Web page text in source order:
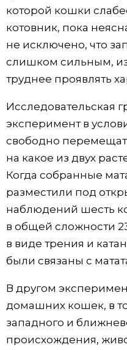
От редакции
которой кошки
котовник, пока
не исключено, что
слишком сильным,
труднее проявлять
Исследовательская
эксперимент в
свободно
на какое из двух
Когда собранные
разместили под
наблюдений шесть
в общей сложности
в виде трения и
были связаны с
В другом
домашних кошек, в
западного и
происхождения,